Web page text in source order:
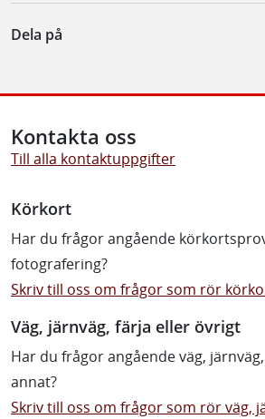
Dela på
Kontakta oss
Till alla kontaktuppgifter
Körkort
Har du frågor angående
fotografering?
Skriv till oss om frågor som rör
Väg, järnväg, färja eller övrigt
Har du frågor angående väg,
annat?
Skriv till oss om frågor som rör väg,